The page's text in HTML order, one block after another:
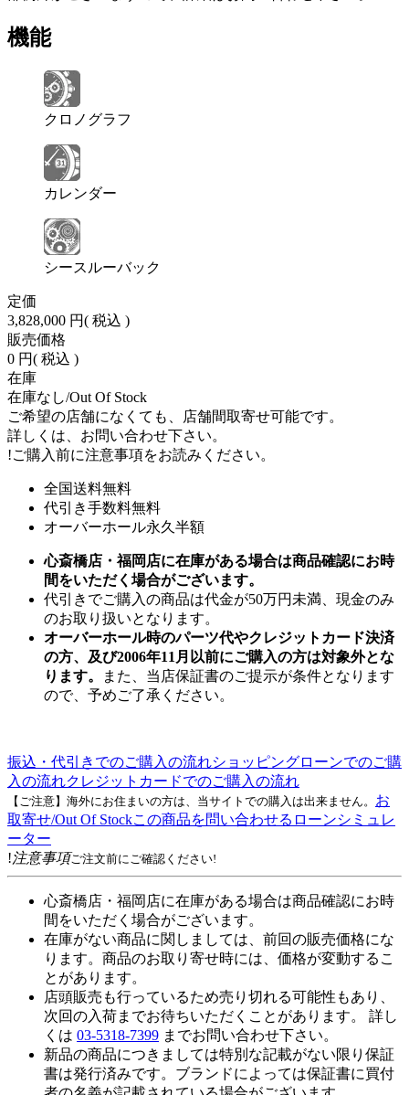
機能
クロノグラフ
カレンダー
シースルーバック
定価
3,828,000 円( 税込 )
販売価格
0 円( 税込 )
在庫
在庫なし/Out Of Stock
ご希望の店舗になくても、店舗間取寄せ可能です。
詳しくは、お問い合わせ下さい。
!ご購入前に注意事項をお読みください。
全国送料無料
代引き手数料無料
オーバーホール永久半額
心斎橋店・福岡店に在庫がある場合は商品確認にお時
間をいただく場合がございます。
代引きでご購入の商品は代金が50万円未満、現金のみ
のお取り扱いとなります。
オーバーホール時のパーツ代やクレジットカード決済
の方、及び2006年11月以前にご購入の方は対象外とな
ります。
また、当店保証書のご提示が条件となります
ので、予めご了承ください。
振込・代引きでのご購入の流れショッピングローンでのご購
入の流れクレジットカードでのご購入の流れ
【ご注意】海外にお住まいの方は、当サイトでの購入は出来ません。 お
取寄せ/Out Of Stockこの商品を問い合わせる ローンシミュレ
ーター
!注意事項ご注文前にご確認ください!
心斎橋店・福岡店に在庫がある場合は商品確認にお時
間をいただく場合がございます。
在庫がない商品に関しましては、前回の販売価格にな
ります。商品のお取り寄せ時には、価格が変動するこ
とがあります。
店頭販売も行っているため売り切れる可能性もあり、
次回の入荷までお待ちいただくことがあります。 詳し
くは 03-5318-7399 までお問い合わせ下さい。
新品の商品につきましては特別な記載がない限り保証
書は発行済みです。ブランドによっては保証書に買付